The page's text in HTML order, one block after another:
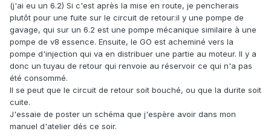
(j'ai eu un 6.2) Si c'est après la mise en route, je pencherais
plutôt pour une fuite sur le circuit de retour:il y une pompe de
gavage, qui sur un 6.2 est une pompe mécanique similaire à une
pompe de v8 essence. Ensuite, le GO est acheminé vers la
pompe d'injection qui va en distribuer une partie au moteur. Il y a
donc un tuyau de retour qui renvoie au réservoir ce qui n'a pas
été consommé.
Il se peut que le circuit de retour soit bouché, ou que la durite soit
cuite.
J'essaie de poster un schéma que j'espère avoir dans mon
manuel d'atelier dés ce soir.